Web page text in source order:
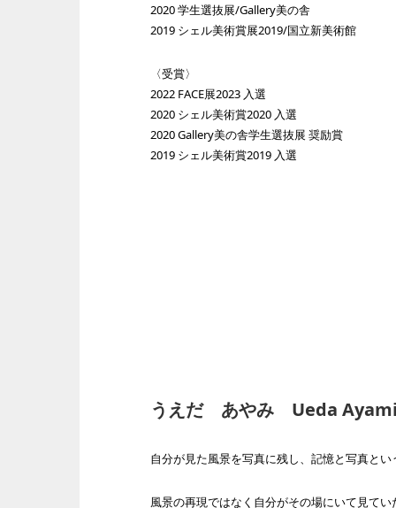
2020 学生選抜展/Gallery美の舎
2019 シェル美術賞展2019/国立新美術館
〈受賞〉
2022 FACE展2023 入選
2020 シェル美術賞2020 入選
2020 Gallery美の舎学生選抜展 奨励賞
2019 シェル美術賞2019 入選
うえだ あやみ Ueda
自分が見た風景を写真に残し、記憶と写真と
風景の再現ではなく自分がその場にいて見て